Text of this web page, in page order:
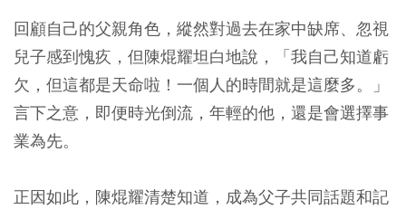
回顧自己的父親角色，縱然對過去在家中缺席、忽視
兒子感到愧疚，但陳焜耀坦白地說，「我自己知道虧
欠，但這都是天命啦！一個人的時間就是這麼多。」
言下之意，即便時光倒流，年輕的他，還是會選擇事
業為先。
正因如此，陳焜耀清楚知道，成為父子共同話題和記